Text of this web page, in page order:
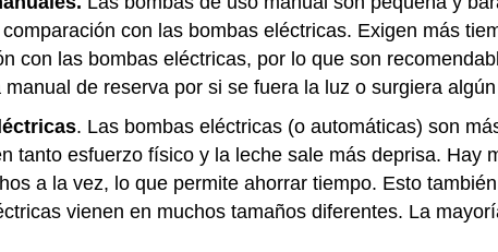
con las bombas eléctricas. Exigen más
con las bombas eléctricas, por lo que son
manual de reserva por si se fuera la luz o surgiera
. Las bombas eléctricas (o automáticas) son
tanto esfuerzo físico y la leche sale más deprisa. Hay
a la vez, lo que permite ahorrar tiempo. Esto
vienen en muchos tamaños diferentes. La